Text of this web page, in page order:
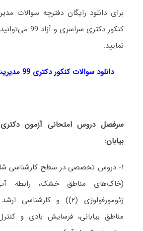
برای دانلود رایگان دفترچه سوالات
کنکور دکتری
نمایید:
دانلود سوالات کنکور دکتری 99 مدیریت و کنترل بیابان
سرفصل دروس امتحانی آزمون
بیابان:
۱- دروس تخصصی در سطح کارشناسی
(خاک‌های مناطق خشک، رابطه
ژئومورفولوژی (۲)) و
مناطق بیابانی، فرسایش بادی و